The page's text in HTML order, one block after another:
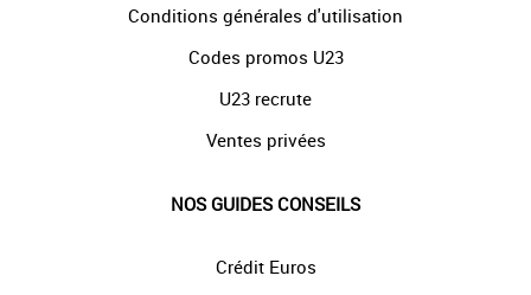
Conditions générales d'utilisation
Codes promos U23
U23 recrute
Ventes privées
NOS GUIDES CONSEILS
Crédit Euros